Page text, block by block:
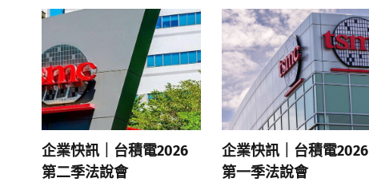
企業快訊｜台積電2026
第二季法說會
企業快訊｜台積電2026
第一季法說會